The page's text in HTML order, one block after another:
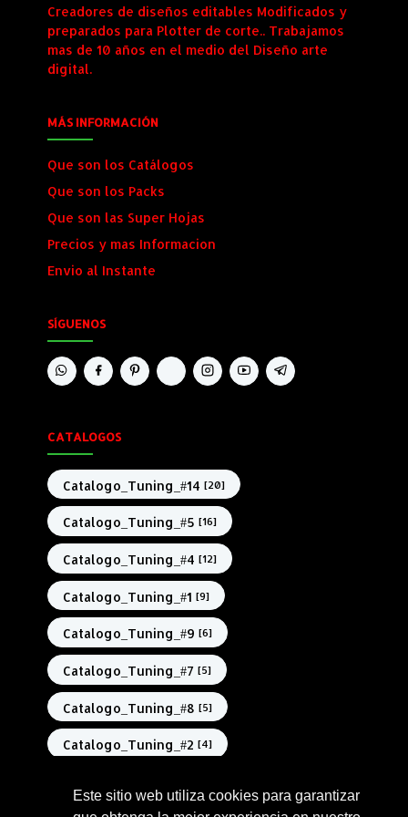
Este sitio web utiliza cookies para garantizar
Creadores de diseños editables Modificados y
preparados para Plotter de corte.. Trabajamos
mas de 10 años en el medio del Diseño arte
digital.
MÁS INFORMACIÓN
Que son los Catálogos
Que son los Packs
Que son las Super Hojas
Precios y mas Informacion
Envio al Instante
SÍGUENOS
CATALOGOS
Catalogo_Tuning_#14 [20]
Catalogo_Tuning_#5 [16]
Catalogo_Tuning_#4 [12]
Catalogo_Tuning_#1 [9]
Catalogo_Tuning_#9 [6]
Catalogo_Tuning_#7 [5]
Catalogo_Tuning_#8 [5]
Catalogo_Tuning_#2 [4]